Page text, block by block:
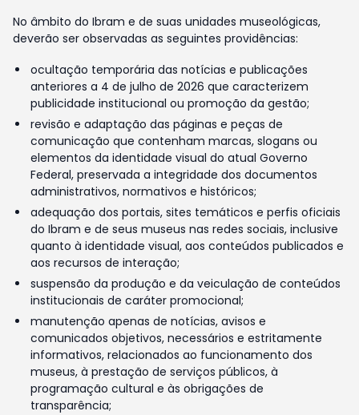
No âmbito do Ibram e de suas unidades museológicas,
deverão ser observadas as seguintes providências:
ocultação temporária das notícias e publicações
anteriores a 4 de julho de 2026 que caracterizem
publicidade institucional ou promoção da gestão;
revisão e adaptação das páginas e peças de
comunicação que contenham marcas, slogans ou
elementos da identidade visual do atual Governo
Federal, preservada a integridade dos documentos
administrativos, normativos e históricos;
adequação dos portais, sites temáticos e perfis oficiais
do Ibram e de seus museus nas redes sociais, inclusive
quanto à identidade visual, aos conteúdos publicados e
aos recursos de interação;
suspensão da produção e da veiculação de conteúdos
institucionais de caráter promocional;
manutenção apenas de notícias, avisos e
comunicados objetivos, necessários e estritamente
informativos, relacionados ao funcionamento dos
museus, à prestação de serviços públicos, à
programação cultural e às obrigações de
transparência;